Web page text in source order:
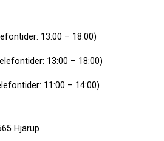
13:00 – 18:00)
13:00 – 18:00)
11:00 – 14:00)
Hjärup